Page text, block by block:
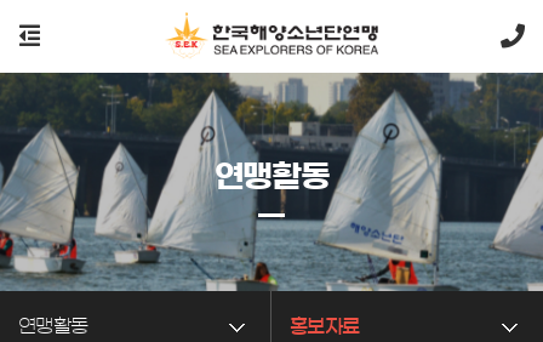
연맹활동 홍보자료
연맹활동